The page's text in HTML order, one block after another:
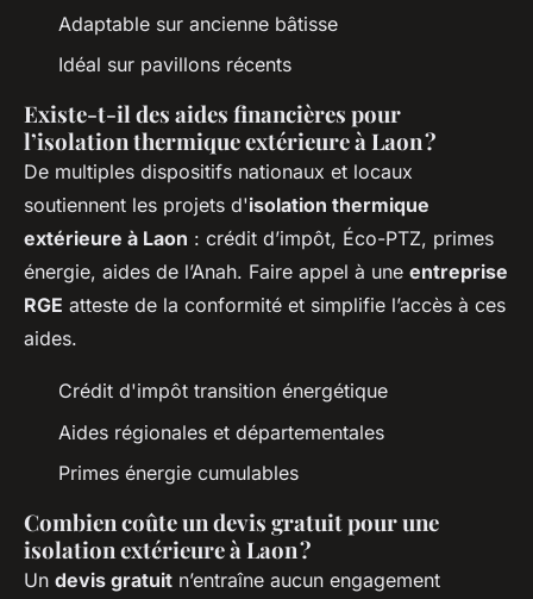
Adaptable sur ancienne bâtisse
Idéal sur pavillons récents
Existe-t-il des aides financières pour
l’isolation thermique extérieure à Laon ?
De multiples dispositifs nationaux et locaux
soutiennent les projets d'isolation thermique
extérieure à Laon : crédit d’impôt, Éco-PTZ, primes
énergie, aides de l’Anah. Faire appel à une entreprise
RGE atteste de la conformité et simplifie l’accès à ces
aides.
Crédit d'impôt transition énergétique
Aides régionales et départementales
Primes énergie cumulables
Combien coûte un devis gratuit pour une
isolation extérieure à Laon ?
Un devis gratuit n’entraîne aucun engagement